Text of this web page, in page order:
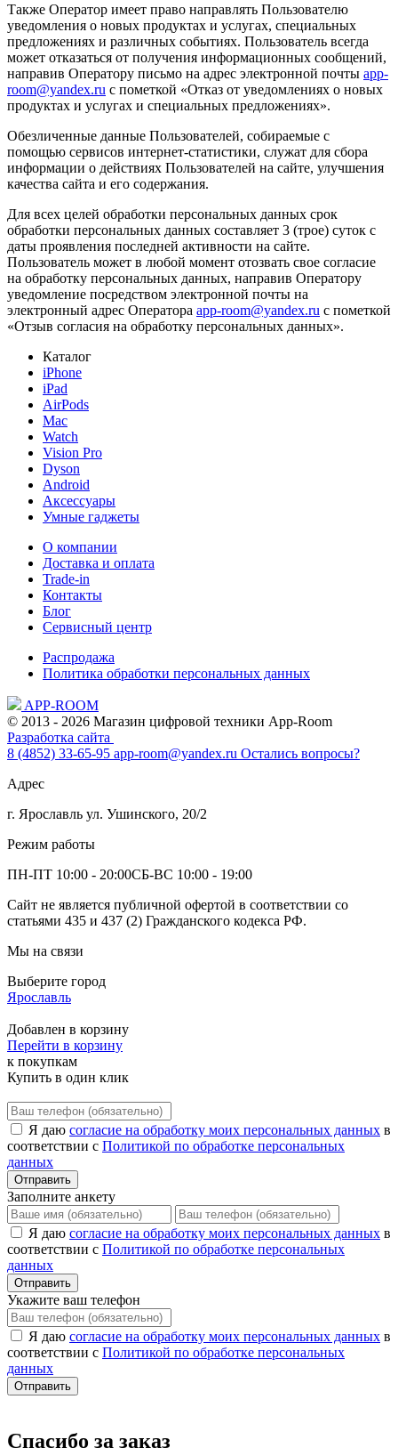
Также Оператор имеет право направлять Пользователю
уведомления о новых продуктах и услугах, специальных
предложениях и различных событиях. Пользователь всегда
может отказаться от получения информационных сообщений,
направив Оператору письмо на адрес электронной почты app-
room@yandex.ru с пометкой «Отказ от уведомлениях о новых
продуктах и услугах и специальных предложениях».
Обезличенные данные Пользователей, собираемые с
помощью сервисов интернет-статистики, служат для сбора
информации о действиях Пользователей на сайте, улучшения
качества сайта и его содержания.
Для всех целей обработки персональных данных срок
обработки персональных данных составляет 3 (трое) суток с
даты проявления последней активности на сайте.
Пользователь может в любой момент отозвать свое согласие
на обработку персональных данных, направив Оператору
уведомление посредством электронной почты на
электронный адрес Оператора app-room@yandex.ru с пометкой
«Отзыв согласия на обработку персональных данных».
Каталог
iPhone
iPad
AirPods
Mac
Watch
Vision Pro
Dyson
Android
Аксессуары
Умные гаджеты
О компании
Доставка и оплата
Trade-in
Контакты
Блог
Сервисный центр
Распродажа
Политика обработки персональных данных
APP-ROOM
© 2013 - 2026 Магазин цифровой техники App-Room
Разработка сайта
8 (4852) 33-65-95 app-room@yandex.ru Остались вопросы?
Адрес
г. Ярославль ул. Ушинского, 20/2
Режим работы
ПН-ПТ 10:00 - 20:00СБ-ВС 10:00 - 19:00
Сайт не является публичной офертой в соответствии со
статьями 435 и 437 (2) Гражданского кодекса РФ.
Мы на связи
Выберите город
Ярославль
Добавлен в корзину
Перейти в корзину
к покупкам
Купить в один клик
Я даю согласие на обработку моих персональных данных в
соответствии с Политикой по обработке персональных
данных
Отправить
Заполните анкету
Я даю согласие на обработку моих персональных данных в
соответствии с Политикой по обработке персональных
данных
Отправить
Укажите ваш телефон
Я даю согласие на обработку моих персональных данных в
соответствии с Политикой по обработке персональных
данных
Отправить
Спасибо за заказ